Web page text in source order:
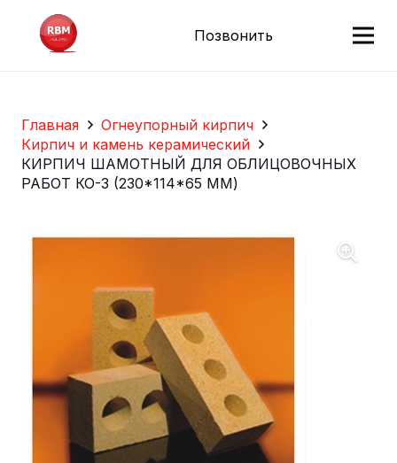
Позвонить
Главная
Огнеупорный кирпич
Кирпич и камень керамический
КИРПИЧ ШАМОТНЫЙ ДЛЯ ОБЛИЦОВОЧНЫХ
РАБОТ КО-3 (230*114*65 ММ)